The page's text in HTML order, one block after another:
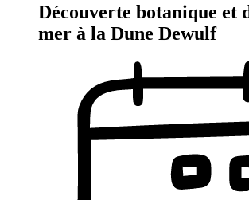
Découverte botanique et
mer à la Dune Dewulf